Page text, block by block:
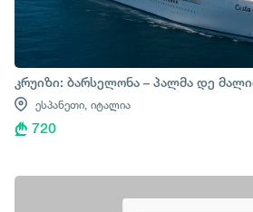
კრუიზი: ბარსელონა – პალმა დე
ესპანეთი, იტალია
720